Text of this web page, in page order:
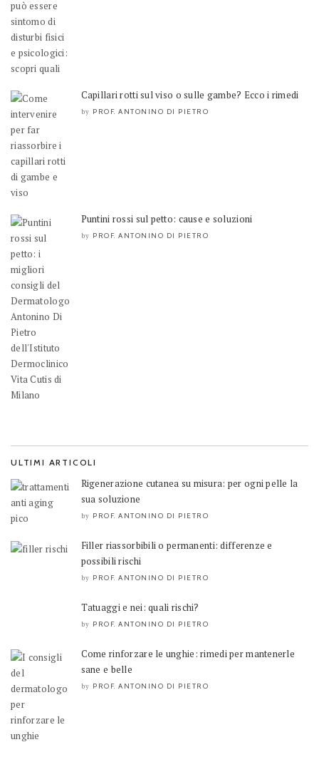
Capillari rotti sul viso o sulle gambe? Ecco i rimedi
by PROF. ANTONINO DI PIETRO
Puntini rossi sul petto: cause e soluzioni
by PROF. ANTONINO DI PIETRO
ULTIMI ARTICOLI
Rigenerazione cutanea su misura: per ogni pelle la
sua soluzione
by PROF. ANTONINO DI PIETRO
Filler riassorbibili o permanenti: differenze e
possibili rischi
by PROF. ANTONINO DI PIETRO
Tatuaggi e nei: quali rischi?
by PROF. ANTONINO DI PIETRO
Come rinforzare le unghie: rimedi per mantenerle
sane e belle
by PROF. ANTONINO DI PIETRO